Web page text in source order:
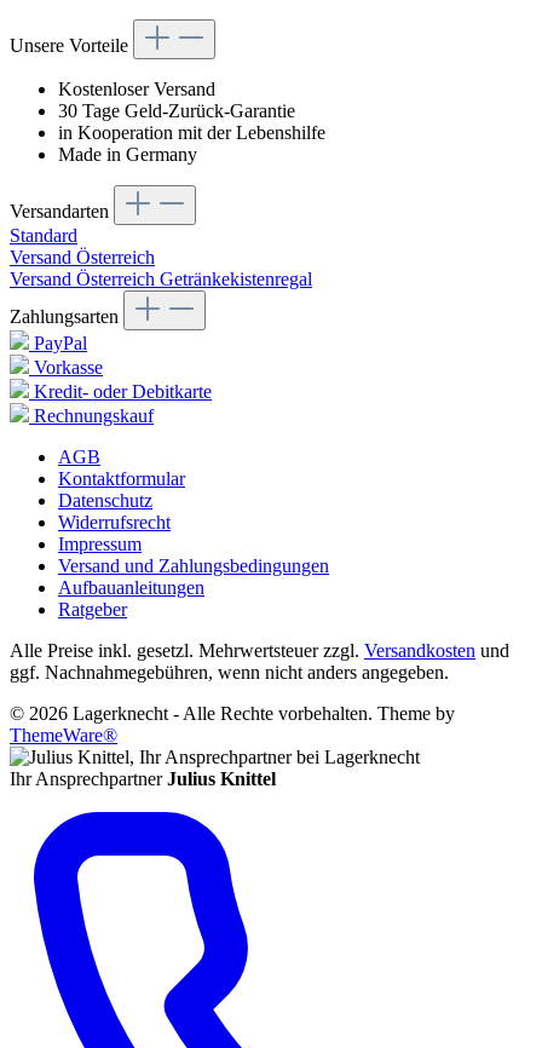
Unsere Vorteile
Kostenloser Versand
30 Tage Geld-Zurück-Garantie
in Kooperation mit der Lebenshilfe
Made in Germany
Versandarten
Standard
Versand Österreich
Versand Österreich Getränkekistenregal
Zahlungsarten
PayPal
Vorkasse
Kredit- oder Debitkarte
Rechnungskauf
AGB
Kontaktformular
Datenschutz
Widerrufsrecht
Impressum
Versand und Zahlungsbedingungen
Aufbauanleitungen
Ratgeber
Alle Preise inkl. gesetzl. Mehrwertsteuer zzgl. Versandkosten und
ggf. Nachnahmegebühren, wenn nicht anders angegeben.
© 2026 Lagerknecht - Alle Rechte vorbehalten. Theme by
ThemeWare®
Ihr Ansprechpartner Julius Knittel